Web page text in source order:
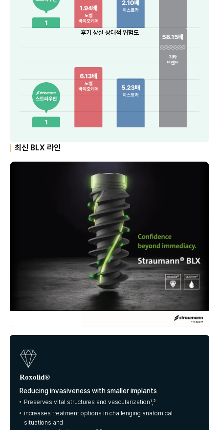
후기 상실 상대적 위험도
최신 BLX 라인
Roxolid®
Reducing invasiveness with smaller implants
Preserves vital structures and vascularization¹,²
increases treatment options in challenging anatomical
situations and